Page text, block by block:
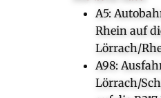
A5:
Rhein auf
Lörrach/
A98:
Lörrach/